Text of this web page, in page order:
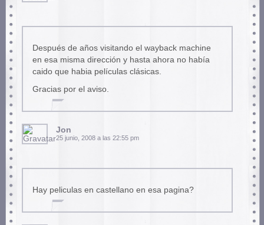
Después de años visitando el wayback machine
en esa misma dirección y hasta ahora no había
caido que habia películas clásicas.
Gracias por el aviso.
Jon
25 junio, 2008 a las 22:55 pm
Hay peliculas en castellano en esa pagina?